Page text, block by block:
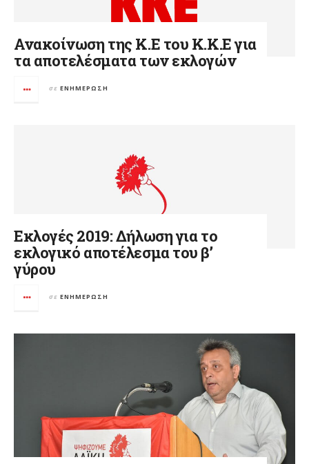
Ανακοίνωση της Κ.Ε του Κ.Κ.Ε για
τα αποτελέσματα των εκλογών
σε ΕΝΗΜΈΡΩΣΗ
Εκλογές 2019: Δήλωση για το
εκλογικό αποτέλεσμα του β’
γύρου
σε ΕΝΗΜΈΡΩΣΗ